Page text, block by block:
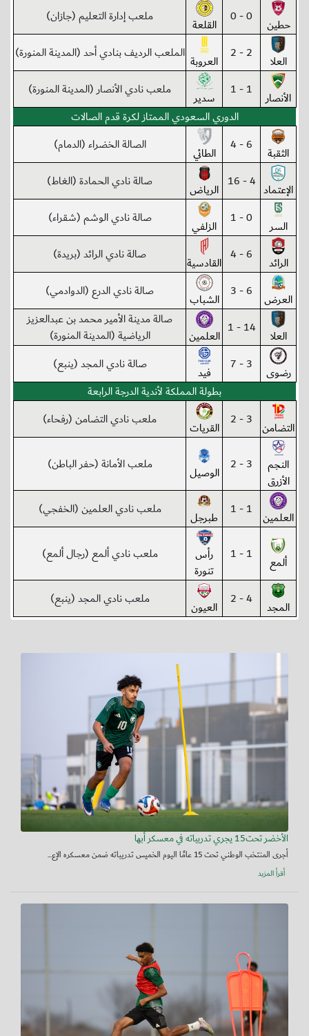
حطين 0 - 0 القلعة ملعب إدارة التعليم (جازان)
العلا 2 - 2 العروبة الملعب الرديف بنادي أحد (المدينة المنورة)
الأنصار 1 - 1 سدير
ملعب نادي الأنصار (المدينة المنورة)
الدوري السعودي الممتاز لكرة قدم الصالات
الثقبة 6 - 4 الطائي الصالة الخضراء (الدمام)
الإعتماد 4 - 16 الرياض صالة نادي الحمادة (الغاط)
السر 0 - 1 الزلفي صالة نادي الوشم (شقراء)
الرائد 6 - 4 القادسية صالة نادي الرائد (بريدة)
العرض 6 - 3 الشباب صالة نادي الدرع (الدوادمي)
العلا 14 - 1 العلمين
صالة مدينة الأمير محمد بن عبدالعزيز
الرياضية (المدينة المنورة)
رضوى 3 - 7 فيد
صالة نادي المجد (ينبع)
بطولة المملكة لأندية الدرجة الرابعة
التضامن 3 - 2 القريات ملعب نادي التضامن (رفحاء)
النجم
الأزرق
3 - 2 الوصيل ملعب الأمانة (حفر الباطن)
العلمين 1 - 1 طبرجل ملعب نادي العلمين (الخفجي)
ألمع 1 - 1
رأس
تنورة
ملعب نادي ألمع (رجال ألمع)
المجد 4 - 2 العيون ملعب نادي المجد (ينبع)
الأخضر تحت15 يجري تدريباته في معسكر أبها
أجرى المنتخب الوطني تحت 15 عامًا اليوم الخميس تدريباته ضمن معسكره الإع...
أقرأ المزيد